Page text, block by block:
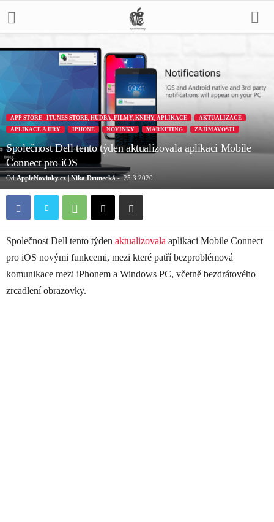
APP STORE - ITUNES STORE, HUDBA, FILMY, KNIHY, APLIKACE
AKTUALIZACE
APLIKACE A HRY
IPHONE NOVINKY MARKETING ZAJÍMAVOSTI
Společnost Dell tento týden aktualizovala aplikaci Mobile
Connect pro iOS
Od AppleNovinky.cz | Nika Drunecká- 25.3.2020
Společnost Dell tento týden aktualizovala aplikaci Mobile Connect
pro iOS novými funkcemi, mezi které patří bezproblémová
komunikace mezi iPhonem a Windows PC, včetně bezdrátového
zrcadlení obrazovky.